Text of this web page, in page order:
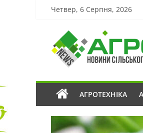
Четвер, 6 Серпня, 2026
АГРОТЕХНІКА